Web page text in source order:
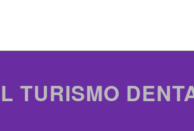
TURISMO